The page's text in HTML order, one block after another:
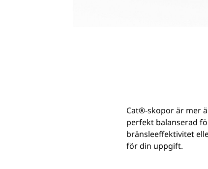
Cat®-skopor är mer
perfekt balanserad
bränsleeffektivitet
för din uppgift.